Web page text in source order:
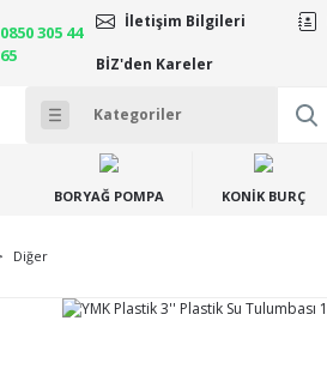
0850 305 44
65
İletişim Bilgileri
BİZ'den Kareler
BORYAĞ POMPA KONİK BURÇ
Diğer